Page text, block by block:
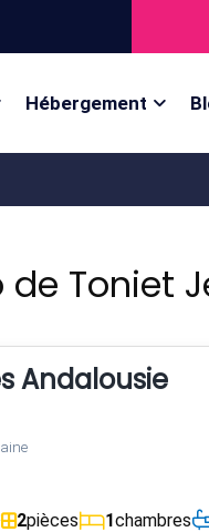
Hébergement
Toniet
Andalousie
2pièces 1chambres